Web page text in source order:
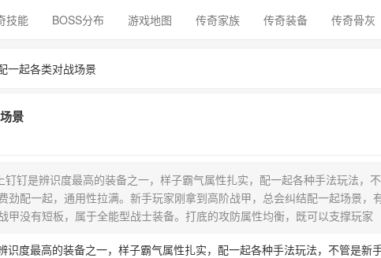
技能 BOSS分布 游戏地图 传奇家族 传奇装备 传奇骨灰
一起各类对战场景
景
钉是辨识度最高的装备之一，样子霸气属性扎实，配一起各种手法玩法，
劲配一起，通用性拉满。新手玩家刚拿到高阶战甲，总会纠结配一起场景，
甲没有短板，属于全能型战士装备。打底的攻防属性均衡，既可以支撑玩家
识度最高的装备之一，样子霸气属性扎实，配一起各种手法玩法，不管是新